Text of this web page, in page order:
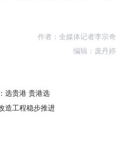
作者：全媒体记者李宗奇
编辑：庞丹婷
选贵港 贵港选
造工程稳步推进